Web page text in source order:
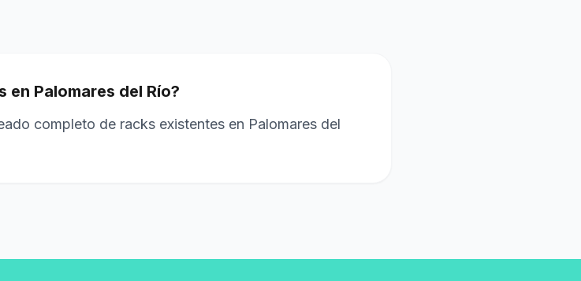
en Palomares del Río?
completo de racks existentes en Palomares del